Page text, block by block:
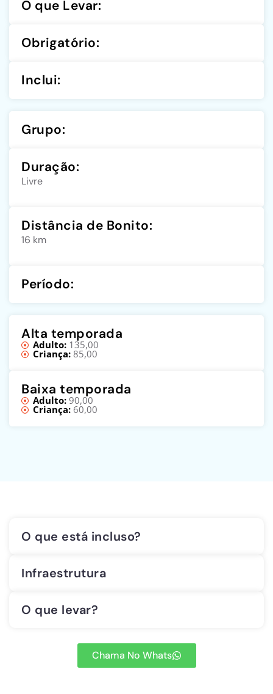
O que Levar:
Obrigatório:
Inclui:
Grupo:
Duração:
Livre
Distância de Bonito:
16 km
Período:
Alta temporada
Adulto: 135,00
Criança: 85,00
Baixa temporada
Adulto: 90,00
Criança: 60,00
O que está incluso?
Infraestrutura
O que levar?
Chama No Whats